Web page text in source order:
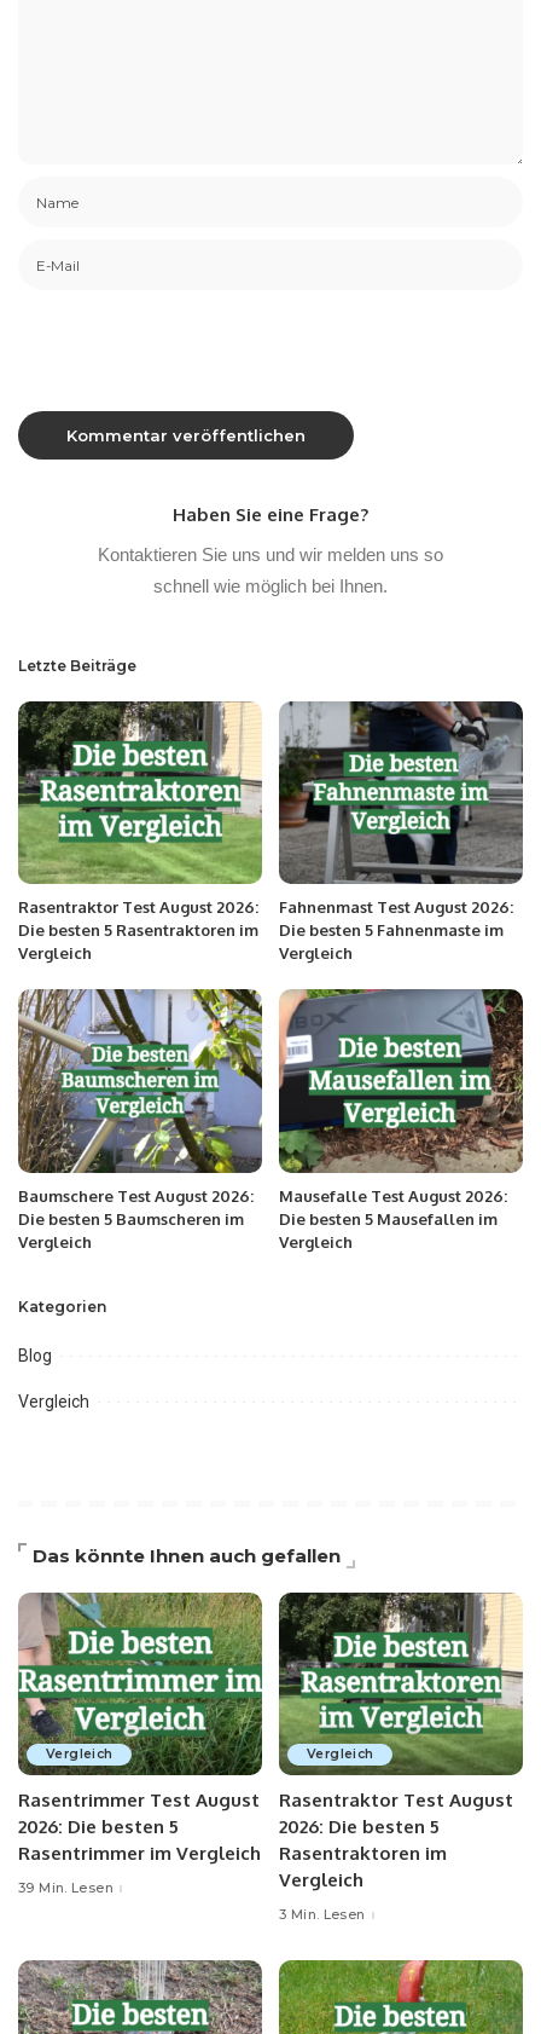
Haben Sie eine Frage?
Kontaktieren Sie uns und wir melden uns so
schnell wie möglich bei Ihnen.
Letzte Beiträge
Rasentraktor Test August 2026:
Die besten 5 Rasentraktoren im
Vergleich
Fahnenmast Test August 2026:
Die besten 5 Fahnenmaste im
Vergleich
Baumschere Test August 2026:
Die besten 5 Baumscheren im
Vergleich
Mausefalle Test August 2026:
Die besten 5 Mausefallen im
Vergleich
Kategorien
Blog
Vergleich
Das könnte Ihnen auch gefallen
Vergleich
Rasentrimmer Test August
2026: Die besten 5
Rasentrimmer im Vergleich
39 Min. Lesen
Vergleich
Rasentraktor Test August
2026: Die besten 5
Rasentraktoren im
Vergleich
3 Min. Lesen